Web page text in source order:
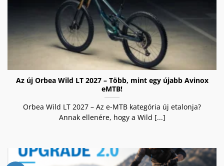
Az új Orbea Wild LT 2027 – Több, mint egy újabb Avinox
eMTB!
Orbea Wild LT 2027 – Az e-MTB kategória új etalonja?
Annak ellenére, hogy a Wild [...]